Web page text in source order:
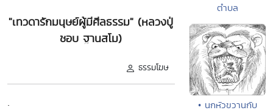
"เทวดารักมนุษย์ผู้มีศีลธรรม" (หลวงปู่
ชอบ ฐานสโม)
ธรรมโฆษ
.
ตำบล
• นกหัวขวานกับ